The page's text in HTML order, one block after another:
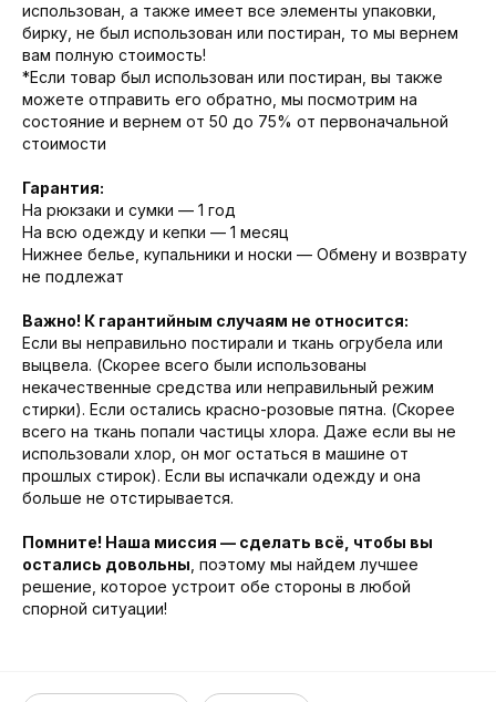
использован, а также имеет все элементы упаковки,
бирку, не был использован или постиран, то мы вернем
вам полную стоимость!
*Если товар был использован или постиран, вы также
можете отправить его обратно, мы посмотрим на
состояние и вернем от 50 до 75% от первоначальной
стоимости
Гарантия:
На рюкзаки и сумки — 1 год
На всю одежду и кепки — 1 месяц
Нижнее белье, купальники и носки — Обмену и возврату
не подлежат
Важно! К гарантийным случаям не относится:
Если вы неправильно постирали и ткань огрубела или
выцвела. (Скорее всего были использованы
некачественные средства или неправильный режим
стирки). Если остались красно-розовые пятна. (Скорее
всего на ткань попали частицы хлора. Даже если вы не
использовали хлор, он мог остаться в машине от
прошлых стирок). Если вы испачкали одежду и она
больше не отстирывается.
Помните! Наша миссия — сделать всё, чтобы вы
остались довольны , поэтому мы найдем лучшее
решение, которое устроит обе стороны в любой
спорной ситуации!